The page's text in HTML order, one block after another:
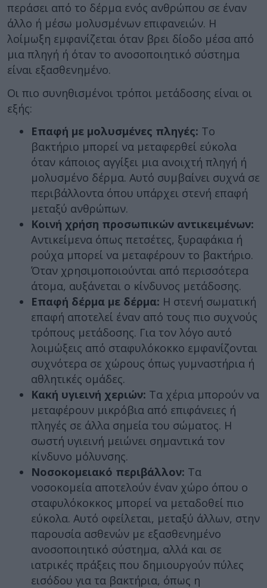
περάσει από το δέρμα ενός ανθρώπου σε έναν
άλλο ή μέσω μολυσμένων επιφανειών. Η
λοίμωξη εμφανίζεται όταν βρει δίοδο μέσα από
μια πληγή ή όταν το ανοσοποιητικό σύστημα
είναι εξασθενημένο.
Οι πιο συνηθισμένοι τρόποι μετάδοσης είναι οι
εξής:
Επαφή με μολυσμένες πληγές: Το
βακτήριο μπορεί να μεταφερθεί εύκολα
όταν κάποιος αγγίξει μια ανοιχτή πληγή ή
μολυσμένο δέρμα. Αυτό συμβαίνει συχνά σε
περιβάλλοντα όπου υπάρχει στενή επαφή
μεταξύ ανθρώπων.
Κοινή χρήση προσωπικών αντικειμένων:
Αντικείμενα όπως πετσέτες, ξυραφάκια ή
ρούχα μπορεί να μεταφέρουν το βακτήριο.
Όταν χρησιμοποιούνται από περισσότερα
άτομα, αυξάνεται ο κίνδυνος μετάδοσης.
Επαφή δέρμα με δέρμα: Η στενή σωματική
επαφή αποτελεί έναν από τους πιο συχνούς
τρόπους μετάδοσης. Για τον λόγο αυτό
λοιμώξεις από σταφυλόκοκκο εμφανίζονται
συχνότερα σε χώρους όπως γυμναστήρια ή
αθλητικές ομάδες.
Κακή υγιεινή χεριών: Τα χέρια μπορούν να
μεταφέρουν μικρόβια από επιφάνειες ή
πληγές σε άλλα σημεία του σώματος. Η
σωστή υγιεινή μειώνει σημαντικά τον
κίνδυνο μόλυνσης.
Νοσοκομειακό περιβάλλον: Τα
νοσοκομεία αποτελούν έναν χώρο όπου ο
σταφυλόκοκκος μπορεί να μεταδοθεί πιο
εύκολα. Αυτό οφείλεται, μεταξύ άλλων, στην
παρουσία ασθενών με εξασθενημένο
ανοσοποιητικό σύστημα, αλλά και σε
ιατρικές πράξεις που δημιουργούν πύλες
εισόδου για τα βακτήρια, όπως η